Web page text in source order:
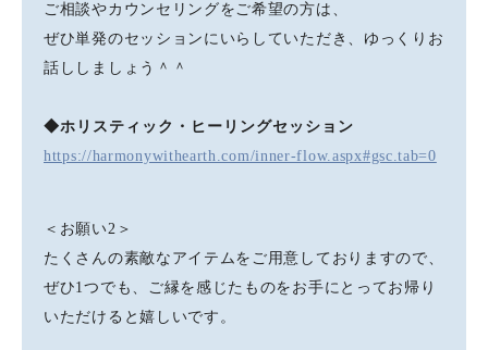
ご相談やカウンセリングをご希望の方は、
ぜひ単発のセッションにいらしていただき、ゆっくりお
話ししましょう＾＾
◆ホリスティック・ヒーリングセッション
https://harmonywithearth.com/inner-flow.aspx#gsc.tab=0
＜お願い2＞
たくさんの素敵なアイテムをご用意しておりますので、
ぜひ1つでも、ご縁を感じたものをお手にとってお帰り
いただけると嬉しいです。